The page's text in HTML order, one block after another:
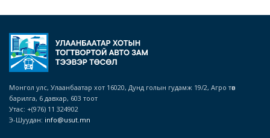
Монгол улс, Улаанбаатар хот 16020, Дунд голын гудамж 19/2, Агро төв
барилга, 6 давхар, 603 тоот
Утас: +(976) 11 324902
Э-Шуудан: info@usut.mn